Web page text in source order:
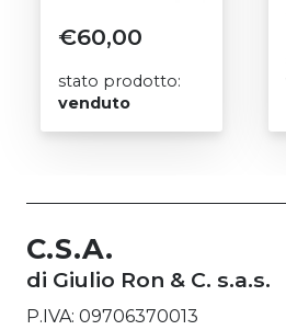
€60,00
stato prodotto:
venduto
C.S.A.
di Giulio Ron & C. s.a.s.
P.IVA: 09706370013